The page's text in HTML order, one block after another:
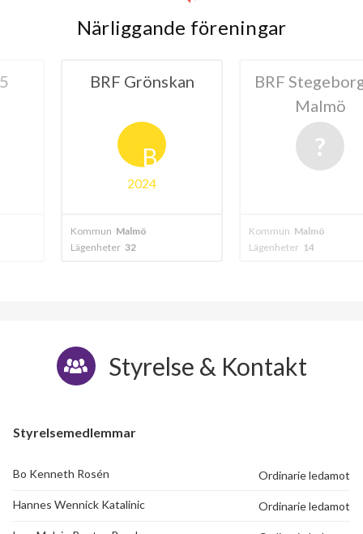
Närliggande föreningar
BRF Stegeborg 7 i
Kommun
Lägenheter
Kommun
Lägenheter
Styrelse & Kontakt
Styrelsemedlemmar
Bo Kenneth Rosén Ordinarie ledamot
Hannes Wennick Katalinic Ordinarie ledamot